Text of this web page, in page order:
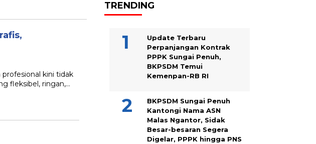
kini tidak
fleksibel, ringan,…
TRENDING
Update Terbaru
Perpanjangan Kontrak
PPPK Sungai Penuh,
BKPSDM Temui
Kemenpan-RB RI
BKPSDM Sungai Penuh
Kantongi Nama ASN
Malas Ngantor, Sidak
Besar-besaran Segera
Digelar, PPPK hingga PNS